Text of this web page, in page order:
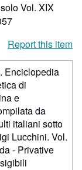
Vol. XIX
Report this item
Enciclopedia
di
e
da
italiani sotto
Lucchini. Vol.
- Privative